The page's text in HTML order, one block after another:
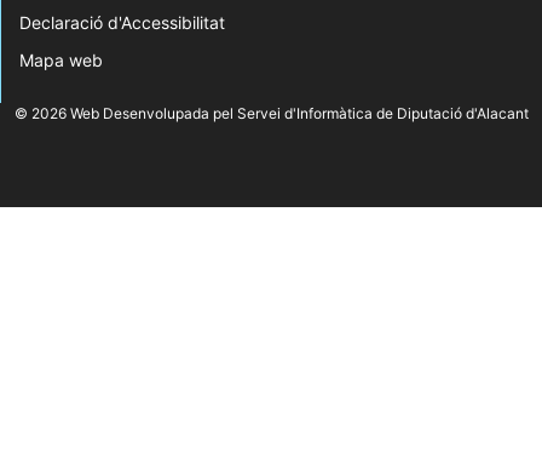
Declaració d'Accessibilitat
Mapa web
© 2026 Web Desenvolupada pel Servei d'Informàtica de Diputació d'Alacant